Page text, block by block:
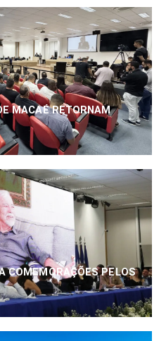
MACAÉ RETORNAM
COMEMORAÇÕES PELOS